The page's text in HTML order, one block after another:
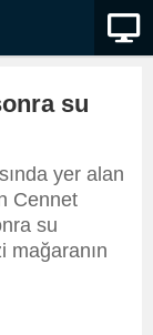
su
yer alan
Cennet
su
mağaranın